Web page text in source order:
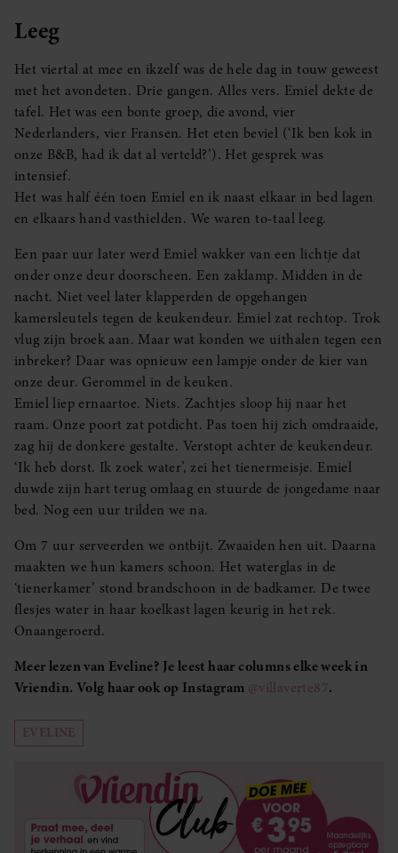
Leeg
Het viertal at mee en ikzelf was de hele dag in touw geweest
met het avondeten. Drie gangen. Alles vers. Emiel dekte de
tafel. Het was een bonte groep, die avond, vier
Nederlanders, vier Fransen. Het eten beviel (‘Ik ben kok in
onze B&B, had ik dat al verteld?’). Het gesprek was
intensief.
Het was half één toen Emiel en ik naast elkaar in bed lagen
en elkaars hand vasthielden. We waren to-taal leeg.
Een paar uur later werd Emiel wakker van een lichtje dat
onder onze deur doorscheen. Een zaklamp. Midden in de
nacht. Niet veel later klapperden de opgehangen
kamersleutels tegen de keukendeur. Emiel zat rechtop. Trok
vlug zijn broek aan. Maar wat konden we uithalen tegen een
inbreker? Daar was opnieuw een lampje onder de kier van
onze deur. Gerommel in de keuken.
Emiel liep ernaartoe. Niets. Zachtjes sloop hij naar het
raam. Onze poort zat potdicht. Pas toen hij zich omdraaide,
zag hij de donkere gestalte. Verstopt achter de keukendeur.
‘Ik heb dorst. Ik zoek water’, zei het tienermeisje. Emiel
duwde zijn hart terug omlaag en stuurde de jongedame naar
bed. Nog een uur trilden we na.
Om 7 uur serveerden we ontbijt. Zwaaiden hen uit. Daarna
maakten we hun kamers schoon. Het waterglas in de
‘tienerkamer’ stond brandschoon in de badkamer. De twee
flesjes water in haar koelkast lagen keurig in het rek.
Onaangeroerd.
Meer lezen van Eveline? Je leest haar columns elke week in
Vriendin. Volg haar ook op Instagram @villaverte87.
EVELINE